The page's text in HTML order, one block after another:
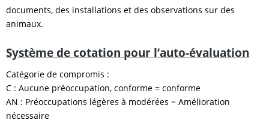
documents, des installations et des observations sur des
animaux.
Système de cotation pour l’auto-évaluation
Catégorie de compromis :
C : Aucune préoccupation, conforme = conforme
AN : Préoccupations légères à modérées = Amélioration
nécessaire